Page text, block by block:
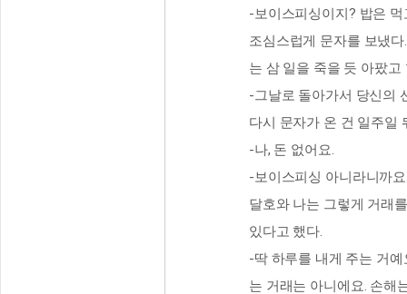
-보이스피싱이지? 밥은
조심스럽게 문자를 보냈
는 삼 일을 죽을 듯 아팠
-그날로 돌아가서 당신의
다시 문자가 온 건 일주일
-나, 돈 없어요.
-보이스피싱 아니라니까
달호와 나는 그렇게 거래
있다고 했다.
-딱 하루를 내게 주는 거
는 거래는 아니에요. 손해